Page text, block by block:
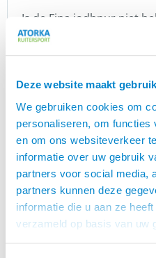
Deze website maakt
We gebruiken cookies om
personaliseren, om functies
en om ons websiteverkeer
informatie over uw gebruik
partners voor social media,
partners kunnen deze
informatie die u aan ze
verzameld op basis van uw
Is de Fina jodhpur niet
ben je benieuwd naar
schoenen of laarzen in
Karlslund
Karlslundis een Deens
verscheidenheid aan
levert voor IJslandse
geweldige collectie
jodhpur rijbroeken,
handschoenen en t-
merk ook fijne zadels,